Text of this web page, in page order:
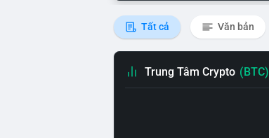
Tất cả Văn bản
Trung Tâm Crypto (BTC)